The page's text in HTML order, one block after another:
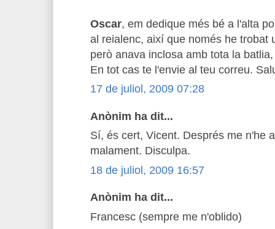
Oscar, em dedique més bé a l'alta
al reialenc, així que només he trobat
però anava inclosa amb tota la
En tot cas te l'envie al teu correu.
17 de juliol, 2009 07:28
Anònim ha dit...
Sí, és cert, Vicent. Després me n'he
malament. Disculpa.
18 de juliol, 2009 16:57
Anònim ha dit...
Francesc (sempre me n'oblido)